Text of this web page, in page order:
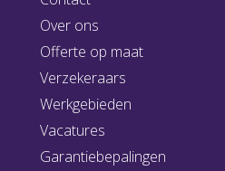
Over ons
Offerte op maat
Verzekeraars
Werkgebieden
Vacatures
Garantiebepalingen